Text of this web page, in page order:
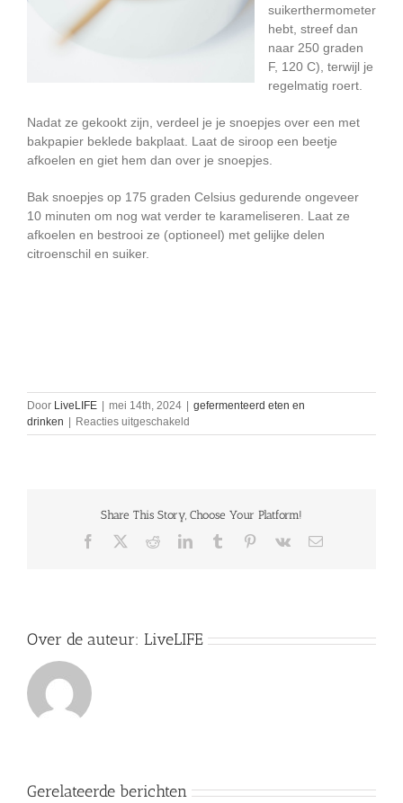
suikerthermometer
hebt, streef dan
naar 250 graden
F, 120 C), terwijl je
regelmatig roert.
Nadat ze gekookt zijn, verdeel je je snoepjes over een met
bakpapier beklede bakplaat. Laat de siroop een beetje
afkoelen en giet hem dan over je snoepjes.
Bak snoepjes op 175 graden Celsius gedurende ongeveer
10 minuten om nog wat verder te karameliseren. Laat ze
afkoelen en bestrooi ze (optioneel) met gelijke delen
citroenschil en suiker.
Door LiveLIFE mei 14th, 2024
gefermenteerd eten en
drinken
Reacties uitgeschakeld
moeder
appelazijn
Share This Story, Choose Your Platform!
Facebook RedditLinkedInTumblr Pinterest
Vk
E-
Over de auteur: LiveLIFE
Gerelateerde berichten